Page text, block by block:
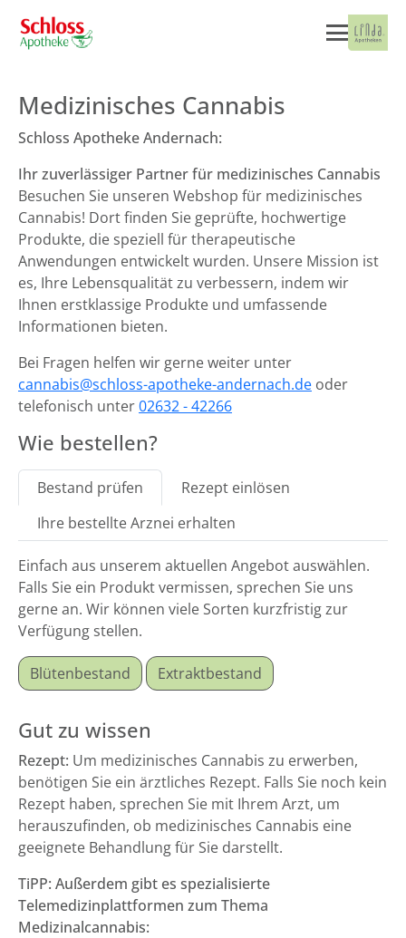
Medizinisches Cannabis
Schloss Apotheke Andernach:
Ihr zuverlässiger Partner für medizinisches Cannabis
Besuchen Sie unseren Webshop für medizinisches
Cannabis! Dort finden Sie geprüfte, hochwertige
Produkte, die speziell für therapeutische
Anwendungen entwickelt wurden. Unsere Mission ist
es, Ihre Lebensqualität zu verbessern, indem wir
Ihnen erstklassige Produkte und umfassende
Informationen bieten.
Bei Fragen helfen wir gerne weiter unter
cannabis@schloss-apotheke-andernach.de oder
telefonisch unter02632 - 42266
Wie bestellen?
Bestand prüfen
Rezept einlösen
Ihre bestellte Arznei erhalten
Einfach aus unserem aktuellen Angebot auswählen.
Falls Sie ein Produkt vermissen, sprechen Sie uns
gerne an. Wir können viele Sorten kurzfristig zur
Verfügung stellen.
Blütenbestand Extraktbestand
Gut zu wissen
Rezept: Um medizinisches Cannabis zu erwerben,
benötigen Sie ein ärztliches Rezept. Falls Sie noch kein
Rezept haben, sprechen Sie mit Ihrem Arzt, um
herauszufinden, ob medizinisches Cannabis eine
geeignete Behandlung für Sie darstellt.
TiPP: Außerdem gibt es spezialisierte
Telemedizinplattformen zum Thema
Medizinalcannabis: